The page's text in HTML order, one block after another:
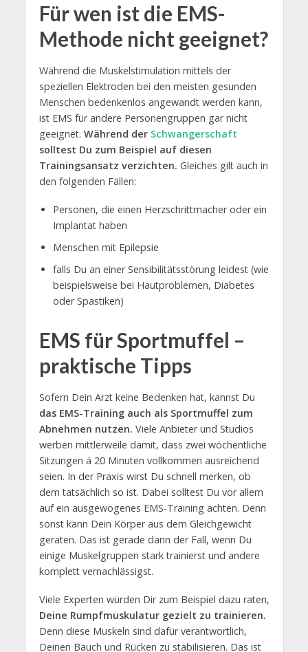
Für wen ist die EMS-
Methode nicht geeignet?
Während die Muskelstimulation mittels der
speziellen Elektroden bei den meisten gesunden
Menschen bedenkenlos angewandt werden kann,
ist EMS für andere Personengruppen gar nicht
geeignet. Während der Schwangerschaft
solltest Du zum Beispiel auf diesen
Trainingsansatz verzichten. Gleiches gilt auch in
den folgenden Fällen:
Personen, die einen Herzschrittmacher oder ein
Implantat haben
Menschen mit Epilepsie
falls Du an einer Sensibilitätsstörung leidest (wie
beispielsweise bei Hautproblemen, Diabetes
oder Spastiken)
EMS für Sportmuffel –
praktische Tipps
Sofern Dein Arzt keine Bedenken hat, kannst Du
das EMS-Training auch als Sportmuffel zum
Abnehmen nutzen. Viele Anbieter und Studios
werben mittlerweile damit, dass zwei wöchentliche
Sitzungen á 20 Minuten vollkommen ausreichend
seien. In der Praxis wirst Du schnell merken, ob
dem tatsächlich so ist. Dabei solltest Du vor allem
auf ein ausgewogenes EMS-Training achten. Denn
sonst kann Dein Körper aus dem Gleichgewicht
geraten. Das ist gerade dann der Fall, wenn Du
einige Muskelgruppen stark trainierst und andere
komplett vernachlässigst.
Viele Experten würden Dir zum Beispiel dazu raten,
Deine Rumpfmuskulatur gezielt zu trainieren.
Denn diese Muskeln sind dafür verantwortlich,
Deinen Bauch und Rücken zu stabilisieren. Das ist